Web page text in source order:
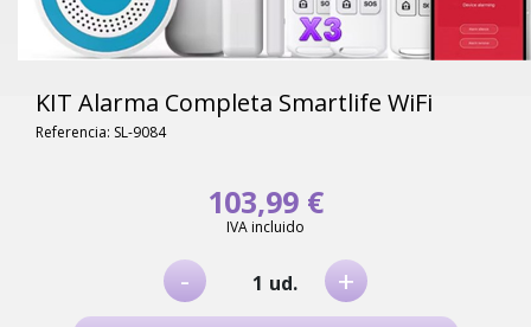
KIT Alarma Completa Smartlife WiFi
Referencia: SL-9084
103,99 €
IVA incluido
- ud. +